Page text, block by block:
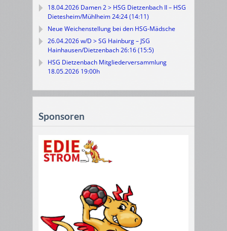
18.04.2026 Damen 2 > HSG Dietzenbach II – HSG
Dietesheim/Mühlheim 24:24 (14:11)
Neue Weichenstellung bei den HSG-Mädsche
26.04.2026 w/D > SG Hainburg – JSG
Hainhausen/Dietzenbach 26:16 (15:5)
HSG Dietzenbach Mitgliederversammlung
18.05.2026 19:00h
Sponsoren